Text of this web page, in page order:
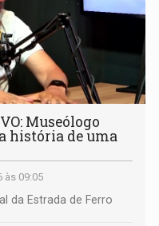
Museólogo
história de uma
às 09:05
da Estrada de Ferro